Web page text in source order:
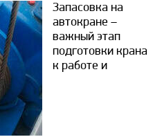
Запасовка на
автокране –
важный этап
подготовки крана
к работе и